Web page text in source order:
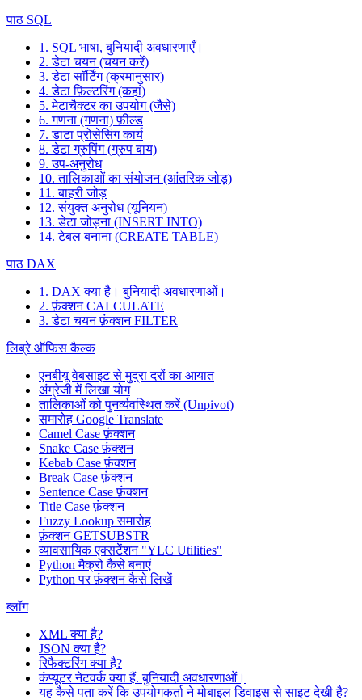
पाठ SQL
1. SQL भाषा, बुनियादी अवधारणाएँ।
2. डेटा चयन (चयन करें)
3. डेटा सॉर्टिंग (क्रमानुसार)
4. डेटा फ़िल्टरिंग (कहां)
5. मेटाचैक्टर का उपयोग (जैसे)
6. गणना (गणना) फ़ील्ड
7. डाटा प्रोसेसिंग कार्य
8. डेटा ग्रुपिंग (ग्रुप बाय)
9. उप-अनुरोध
10. तालिकाओं का संयोजन (आंतरिक जोड़)
11. बाहरी जोड़
12. संयुक्त अनुरोध (यूनियन)
13. डेटा जोड़ना (INSERT INTO)
14. टेबल बनाना (CREATE TABLE)
पाठ DAX
1. DAX क्या है। बुनियादी अवधारणाओं।
2. फ़ंक्शन CALCULATE
3. डेटा चयन फ़ंक्शन FILTER
लिब्रे ऑफिस कैल्क
एनबीयू वेबसाइट से मुद्रा दरों का आयात
अंग्रेजी में लिखा योग
तालिकाओं को पुनर्व्यवस्थित करें (Unpivot)
समारोह Google Translate
Camel Case फ़ंक्शन
Snake Case फ़ंक्शन
Kebab Case फ़ंक्शन
Break Case फ़ंक्शन
Sentence Case फ़ंक्शन
Title Case फ़ंक्शन
Fuzzy Lookupसमारोह
फ़ंक्शन GETSUBSTR
व्यावसायिक एक्सटेंशन "YLC Utilities"
Python मैक्रो कैसे बनाएं
Python पर फ़ंक्शन कैसे लिखें
ब्लॉग
XML क्या है?
JSON क्या है?
रिफैक्टरिंग क्या है?
कंप्यूटर नेटवर्क क्या हैं. बुनियादी अवधारणाओं।
यह कैसे पता करें कि उपयोगकर्ता ने मोबाइल डिवाइस से साइट देखी है?